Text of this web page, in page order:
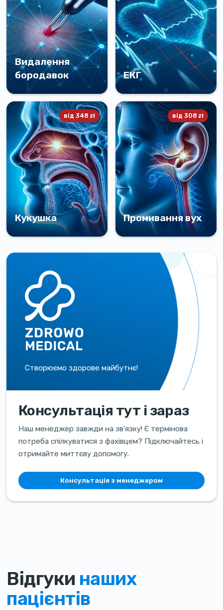
Деталі
Видалення
бородавок
бородавок із
застосуванням сучасних
методів
Деталі
ЕКГ
Точна та надійна
діагностика стану серця за
допомогою
електрокардіограми
Деталі
від 348 zł
Кукушка
Ефективне промивання
лікування синуситу
від 308 zł
Промивання вух
Безпечне та ефективне
із вух
Створюємо здорове майбутнє!
Консультація тут і зараз
Наш менеджер завжди на зв'язку! Є термінова
потреба спілкуватися з фахівцем? Підключайтесь і
отримайте миттєву допомогу.
Консультація з менеджером
Відгуки наших
пацієнтів